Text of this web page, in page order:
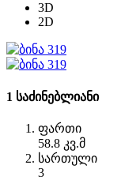
3D
2D
1 საძინებლიანი
ფართი
58.8 კვ.მ
სართული
3